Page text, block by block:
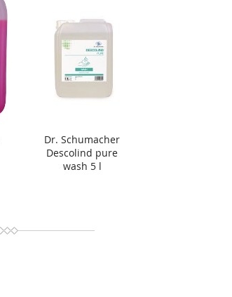
Dr. Schumacher
Descolind pure
wash 5 l